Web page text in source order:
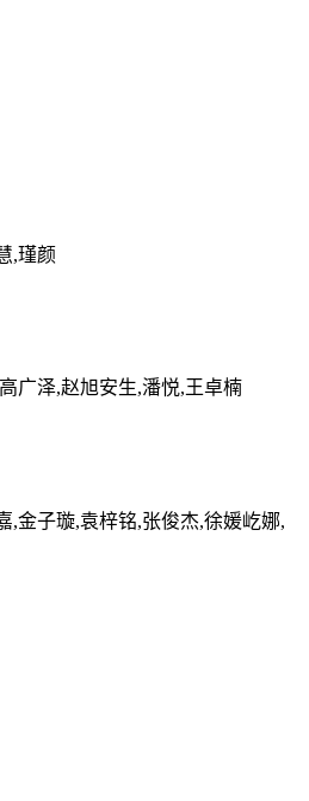
,瑾颜
广泽,赵旭安生,潘悦,王卓楠
,金子璇,袁梓铭,张俊杰,徐媛屹娜,